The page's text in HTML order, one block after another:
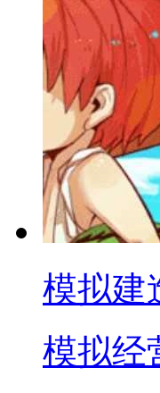
模拟建
模拟经